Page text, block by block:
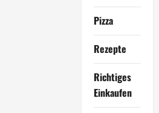
Pizza
Rezepte
Richtiges
Einkaufen